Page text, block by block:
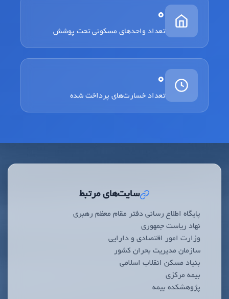
0
تعداد واحدهای مسکونی تحت پوشش
0
تعداد خسارت‌های پرداخت شده
سایت‌های مرتبط
پایگاه اطلاع رسانی دفتر مقام معظم رهبری
نهاد ریاست جمهوری
وزارت امور اقتصادی و دارایی
سازمان مدیریت بحران کشور
بنیاد مسکن انقلاب اسلامی
بیمه مرکزی
پژوهشکده بیمه